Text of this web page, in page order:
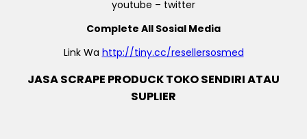
youtube – twitter
Complete All Sosial Media
Link Wa http://tiny.cc/resellersosmed
JASA SCRAPE PRODUCK TOKO SENDIRI ATAU
SUPLIER